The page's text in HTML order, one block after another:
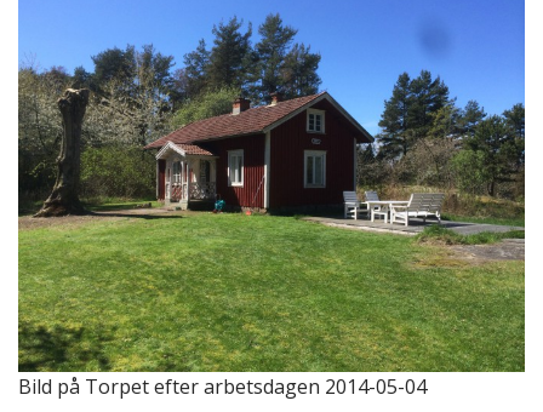
Bild på Torpet efter arbetsdagen 2014-05-04